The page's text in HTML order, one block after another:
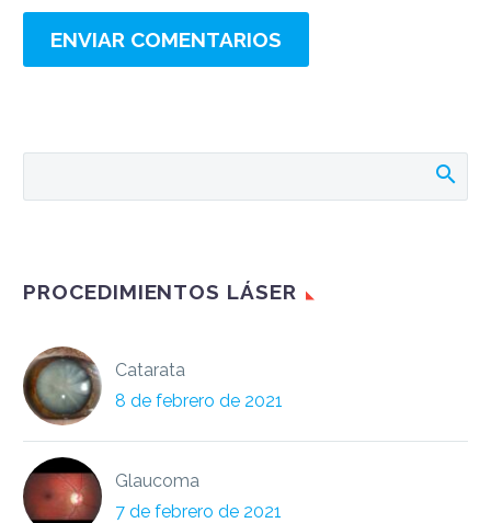
ENVIAR COMENTARIOS
PROCEDIMIENTOS LÁSER
Catarata
8 de febrero de 2021
Glaucoma
7 de febrero de 2021